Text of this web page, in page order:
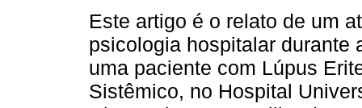
Este artigo é o relato de um
psicologia hospitalar durante
uma paciente com Lúpus
Sistêmico, no Hospital